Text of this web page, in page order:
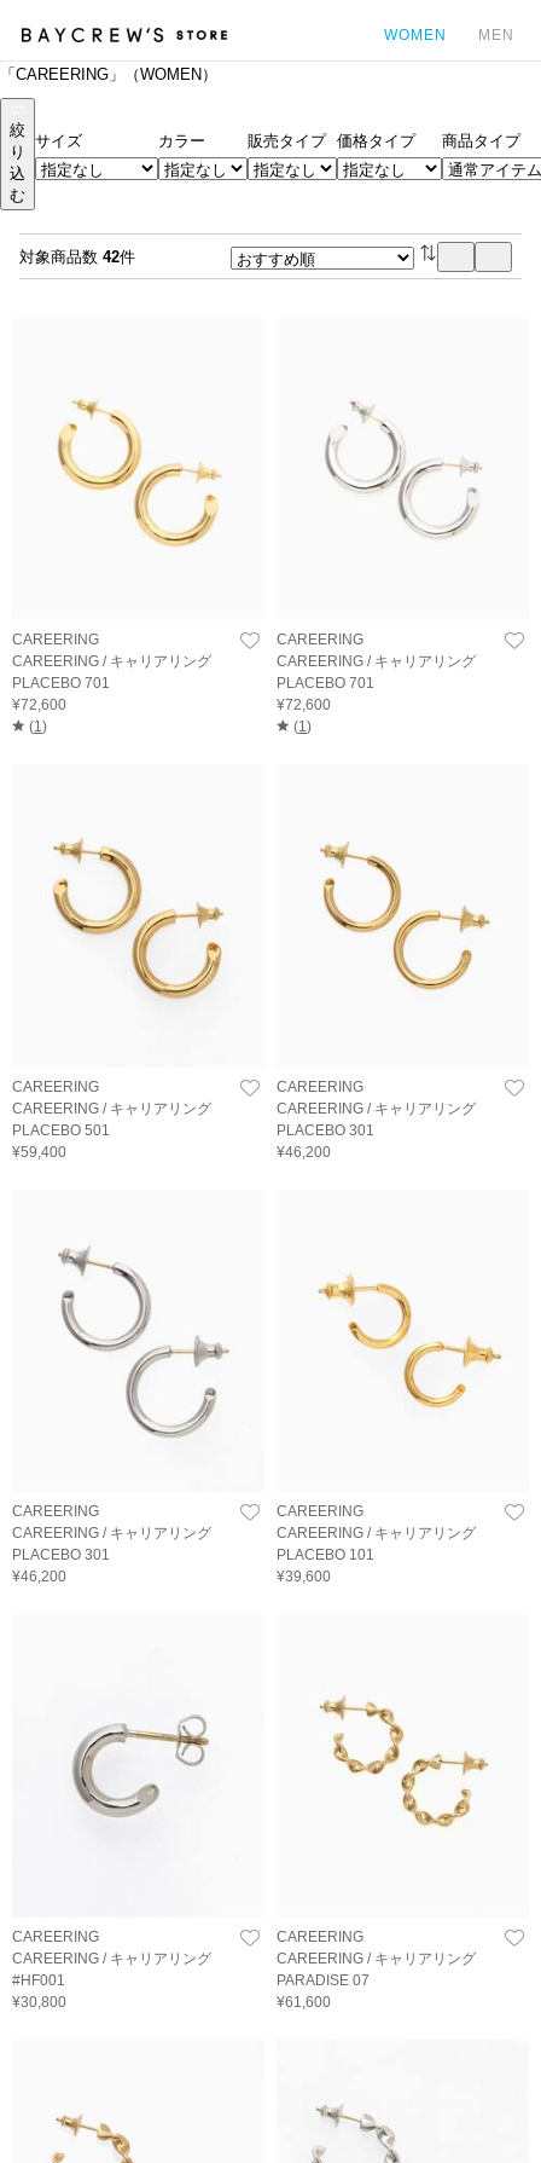
WOMEN MEN
「CAREERING」（WOMEN）
絞
り
込
む
サイズ カラー 販売タイプ 価格タイプ 商品タイプ
対象商品数 42件
CAREERING
CAREERING / キャリアリング
PLACEBO 701
¥72,600
(1)
CAREERING
CAREERING / キャリアリング
PLACEBO 701
¥72,600
(1)
CAREERING
CAREERING / キャリアリング
PLACEBO 501
¥59,400
CAREERING
CAREERING / キャリアリング
PLACEBO 301
¥46,200
CAREERING
CAREERING / キャリアリング
PLACEBO 301
¥46,200
CAREERING
CAREERING / キャリアリング
PLACEBO 101
¥39,600
CAREERING
CAREERING / キャリアリング
#HF001
¥30,800
CAREERING
CAREERING / キャリアリング
PARADISE 07
¥61,600